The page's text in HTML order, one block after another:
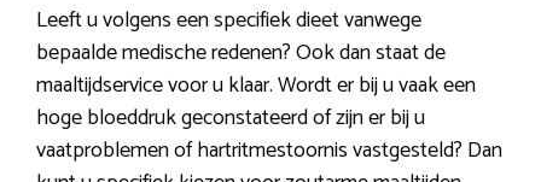
Leeft u volgens een specifiek dieet vanwege
bepaalde medische redenen? Ook dan staat de
maaltijdservice voor u klaar. Wordt er bij u vaak een
hoge bloeddruk geconstateerd of zijn er bij u
vaatproblemen of hartritmestoornis vastgesteld? Dan